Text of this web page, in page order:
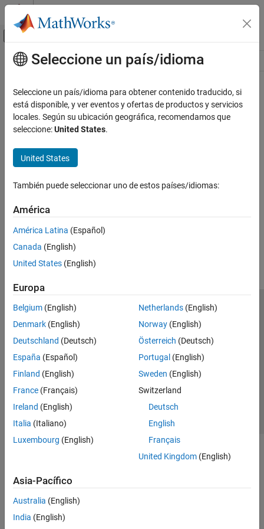
Saltar al contenido
Mostrar/ocultar menú de navegación
Recurso
Contenido principal
Seleccione un país/idioma
Seleccione un país/idioma para obtener contenido traducido, si
está disponible, y ver eventos y ofertas de productos y servicios
locales. Según su ubicación geográfica, recomendamos que
seleccione:United States.
United States
También puede seleccionar uno de estos países/idiomas:
América
América Latina (Español)
Canada (English)
United States (English)
Europa
Belgium (English)
Denmark (English)
Deutschland (Deutsch)
España (Español)
Finland (English)
France (Français)
Ireland (English)
Italia (Italiano)
Luxembourg (English)
Netherlands(English)
Norway(English)
Österreich (Deutsch)
Portugal (English)
Sweden (English)
Switzerland
Deutsch
English
Français
United Kingdom(English)
Asia-Pacífico
Australia (English)
India (English)
Centro de confianza
Marcas comerciales
Política de privacidad
Antipiratería
Estado de las aplicaciones
Información de contacto
© 1994-2026 The MathWorks, Inc.